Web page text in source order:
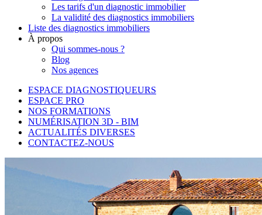
Les tarifs d'un diagnostic immobilier
La validité des diagnostics immobiliers
Liste des diagnostics immobiliers
À propos
Qui sommes-nous ?
Blog
Nos agences
ESPACE DIAGNOSTIQUEURS
ESPACE PRO
NOS FORMATIONS
NUMÉRISATION 3D - BIM
ACTUALITÉS DIVERSES
CONTACTEZ-NOUS